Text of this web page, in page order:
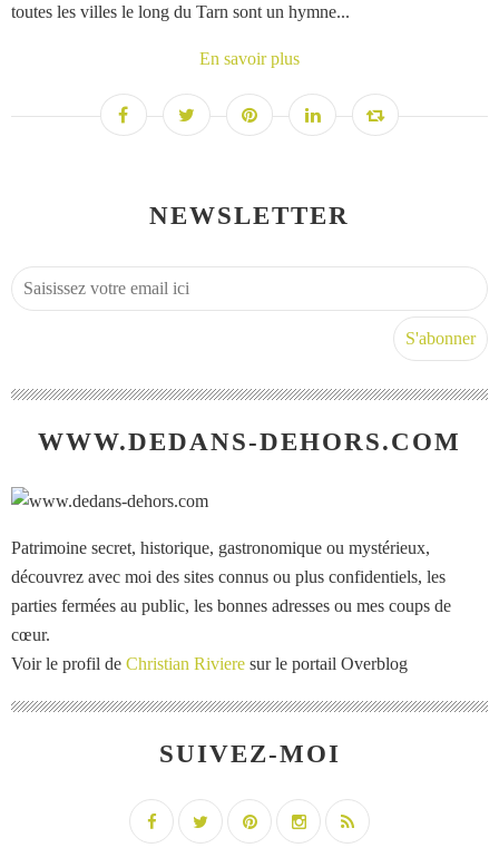
toutes les villes le long du Tarn sont un hymne...
En savoir plus
NEWSLETTER
WWW.DEDANS-DEHORS.COM
Patrimoine secret, historique, gastronomique ou mystérieux,
découvrez avec moi des sites connus ou plus confidentiels, les
parties fermées au public, les bonnes adresses ou mes coups de
cœur.
Voir le profil de Christian Riviere sur le portail Overblog
SUIVEZ-MOI